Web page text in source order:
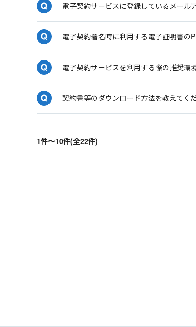
電子契約サービスに登録しているメール
電子契約署名時に利用する電子証明書の
電子契約サービスを利用する際の推奨環
契約書等のダウンロード方法を教えてくだ
1件～10件(全22件)